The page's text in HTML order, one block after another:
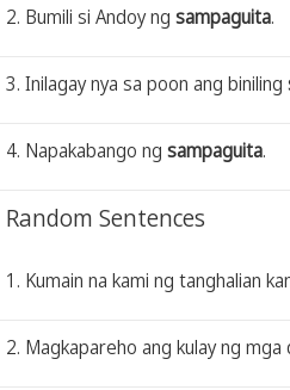
2. Bumili si Andoy ng sampaguita.
3. Inilagay nya sa poon ang biniling
4. Napakabango ng sampaguita.
Random Sentences
1. Kumain na kami ng tanghalian
2. Magkapareho ang kulay ng mga